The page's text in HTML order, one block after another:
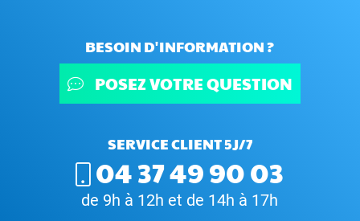
BESOIN D'INFORMATION ?
POSEZ VOTRE QUESTION
SERVICE CLIENT 5J/7
04 37 49 90 03
de 9h à 12h et de 14h à 17h